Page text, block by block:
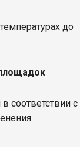
до
соответствии с